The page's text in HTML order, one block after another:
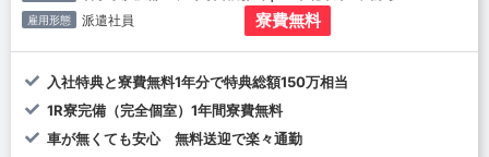
雇用形態 派遣社員 寮費無料
入社特典と寮費無料1年分で特典総額150万相当
1R寮完備（完全個室）1年間寮費無料
車が無くても安心 無料送迎で楽々通勤